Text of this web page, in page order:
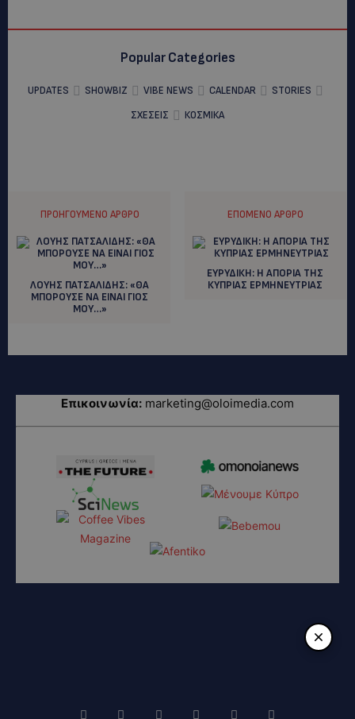
Popular Categories
UPDATES SHOWBIZ VIBE NEWS CALENDAR
STORIES
ΣΧΕΣΕΙΣ
ΚΟΣΜΙΚΑ
ΠΡΟΗΓΟΎΜΕΝΟ ΆΡΘΡΟ
ΛΟΥΗΣ ΠΑΤΣΑΛΙΔΗΣ: «ΘΑ
ΜΠΟΡΟΥΣΕ ΝΑ ΕΙΝΑΙ ΓΙΟΣ
ΜΟΥ…»
ΕΠΌΜΕΝΟ ΆΡΘΡΟ
ΕΥΡΥΔΙΚΗ: Η ΑΠΟΡΙΑ ΤΗΣ
ΚΥΠΡΙΑΣ ΕΡΜΗΝΕΥΤΡΙΑΣ
Επικοινωνία: marketing@oloimedia.com